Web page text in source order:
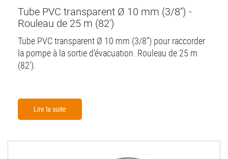
Tube PVC transparent Ø 10 mm (3/8'') -
Rouleau de 25 m (82')
Tube PVC transparent Ø 10 mm (3/8'') pour raccorder
la pompe à la sortie d’évacuation. Rouleau de 25 m
(82').
Lire la suite